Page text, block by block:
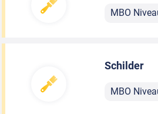
MBO
Schilder
MBO